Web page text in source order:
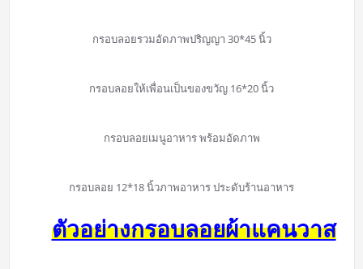
กรอบลอยรวมอัดภาพปริญญา 30*45 นิ้ว
กรอบลอยให้เพื่อนเป็นของขวัญ 16*20 นิ้ว
กรอบลอยเมนูอาหาร พร้อมอัดภาพ
กรอบลอย 12*18 นิ้วภาพอาหาร ประดับร้านอาหาร
ตัวอย่างกรอบลอยผ้าแคนวาส